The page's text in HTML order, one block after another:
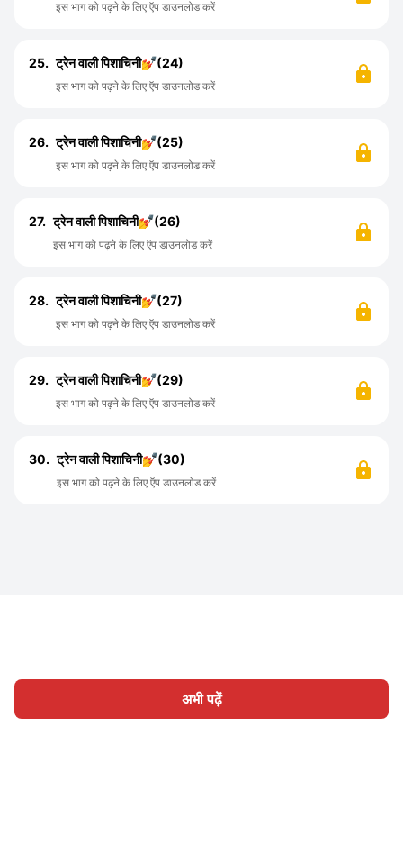
अभी पढ़ें
इस भाग को पढ़ने के लिए ऍप डाउनलोड करें
25. ट्रेन वाली पिशाचिनी💅(24)
इस भाग को पढ़ने के लिए ऍप डाउनलोड करें
26. ट्रेन वाली पिशाचिनी💅(25)
इस भाग को पढ़ने के लिए ऍप डाउनलोड करें
27. ट्रेन वाली पिशाचिनी💅(26)
इस भाग को पढ़ने के लिए ऍप डाउनलोड करें
28. ट्रेन वाली पिशाचिनी💅(27)
इस भाग को पढ़ने के लिए ऍप डाउनलोड करें
29. ट्रेन वाली पिशाचिनी💅(29)
इस भाग को पढ़ने के लिए ऍप डाउनलोड करें
30. ट्रेन वाली पिशाचिनी💅(30)
इस भाग को पढ़ने के लिए ऍप डाउनलोड करें
होम श्रेणी लिखिए लेख साइन इन